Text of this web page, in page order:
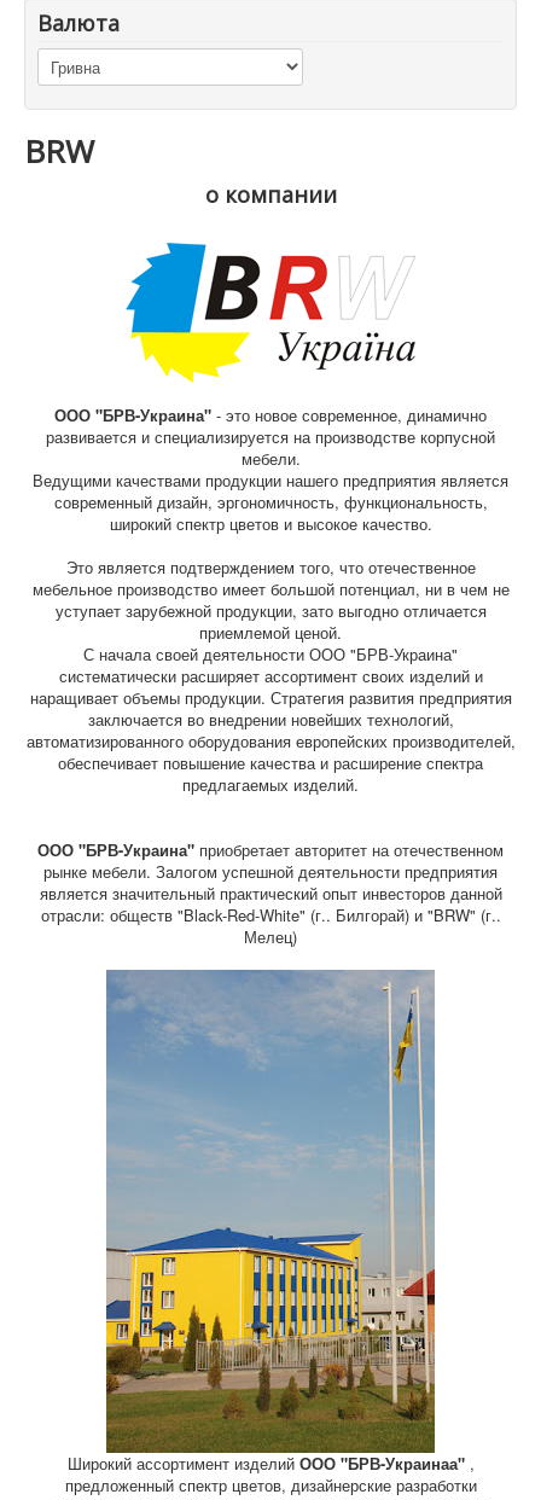
Валюта
BRW
о компании
ООО "БРВ-Украина" - это новое современное, динамично
развивается и специализируется на производстве корпусной
мебели.
Ведущими качествами продукции нашего предприятия является
современный дизайн, эргономичность, функциональность,
широкий спектр цветов и высокое качество.
Это является подтверждением того, что отечественное
мебельное производство имеет большой потенциал, ни в чем не
уступает зарубежной продукции, зато выгодно отличается
приемлемой ценой.
С начала своей деятельности ООО "БРВ-Украина"
систематически расширяет ассортимент своих изделий и
наращивает объемы продукции. Стратегия развития предприятия
заключается во внедрении новейших технологий,
автоматизированного оборудования европейских производителей,
обеспечивает повышение качества и расширение спектра
предлагаемых изделий.
ООО "БРВ-Украина" приобретает авторитет на отечественном
рынке мебели. Залогом успешной деятельности предприятия
является значительный практический опыт инвесторов данной
отрасли: обществ "Black-Red-White" (г.. Билгорай) и "BRW" (г..
Мелец)
Широкий ассортимент изделий ООО "БРВ-Украинаа",
предложенный спектр цветов, дизайнерские разработки